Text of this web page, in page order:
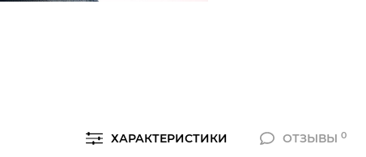
ХАРАКТЕРИСТИКИ ОТЗЫВЫ0